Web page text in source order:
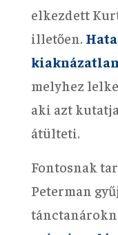
elkezdett
illetően.
melyhez
aki azt
átülteti.
Fontosnak
Peterman